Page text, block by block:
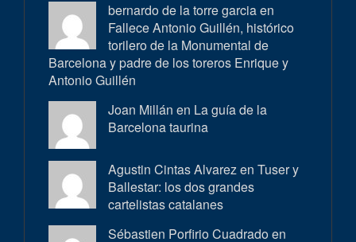
bernardo de la torre garcia en
Fallece Antonio Guillén, histórico
torilero de la Monumental de
Barcelona y padre de los toreros Enrique y
Antonio Guillén
Joan Millán en La guía de la
Barcelona taurina
Agustin Cintas Alvarez en Tuser y
Ballestar: los dos grandes
cartelistas catalanes
Sébastien Porfirio Cuadrado en